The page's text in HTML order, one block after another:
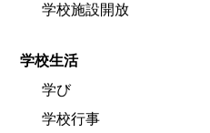
学校施設開放
学校生活
学び
学校行事